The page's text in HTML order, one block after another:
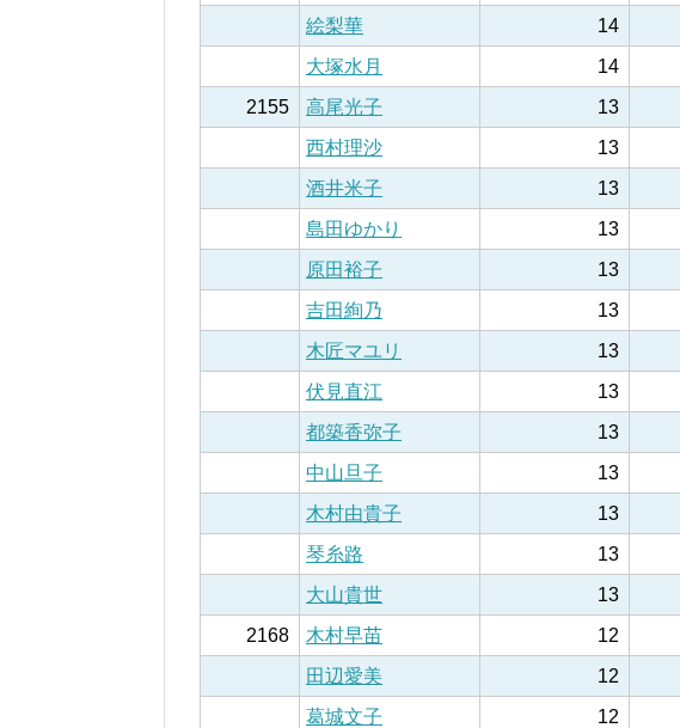
絵梨華
14
大塚水月
14
2155
高尾光子 13
西村理沙
13
酒井米子
13
島田ゆかり
13
原田裕子
13
吉田絢乃
13
木匠マユリ
13
伏見直江
13
都築香弥子
13
中山旦子
13
木村由貴子
13
琴糸路
13
大山貴世
13
2168
木村早苗 12
田辺愛美
12
葛城文子
12